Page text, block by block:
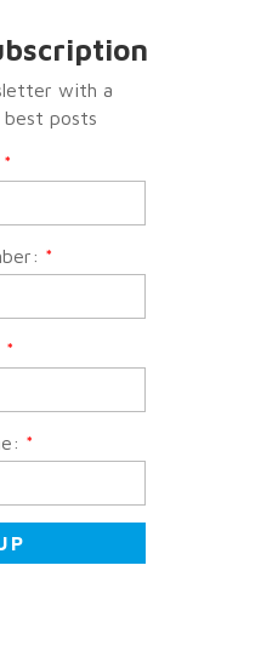
with a
posts
*
*
*
*